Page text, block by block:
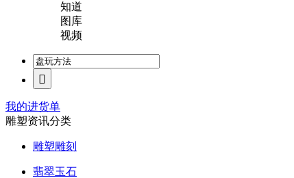
知道
图库
视频
我的进货单
雕塑资讯分类
雕塑雕刻
翡翠玉石